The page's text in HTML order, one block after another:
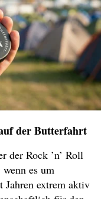
der Butterfahrt
der Rock ’n’ Roll
es um
Jahren extrem aktiv